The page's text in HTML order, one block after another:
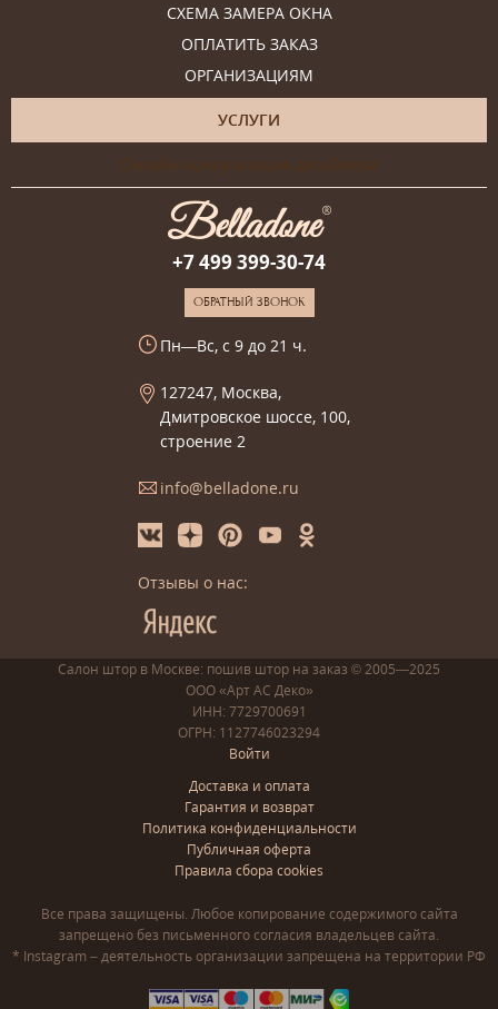
СХЕМА ЗАМЕРА ОКНА
ОПЛАТИТЬ ЗАКАЗ
ОРГАНИЗАЦИЯМ
УСЛУГИ
Онлайн-консультация дизайнера
+7 499 399-30-74
ОБРАТНЫЙ ЗВОНОК
Пн—Вс, с 9 до 21 ч.
127247, Москва,
Дмитровское шоссе, 100,
строение 2
info@belladone.ru
Отзывы о нас:
Салон штор в Москве: пошив штор на заказ © 2005—2025
ООО «Арт АС Деко»
ИНН: 7729700691
ОГРН: 1127746023294
Войти
Доставка и оплата
Гарантия и возврат
Политика конфиденциальности
Публичная оферта
Правила сбора cookies
Все права защищены. Любое копирование содержимого сайта
запрещено без письменного согласия владельцев сайта.
* Instagram – деятельность организации запрещена на территории РФ